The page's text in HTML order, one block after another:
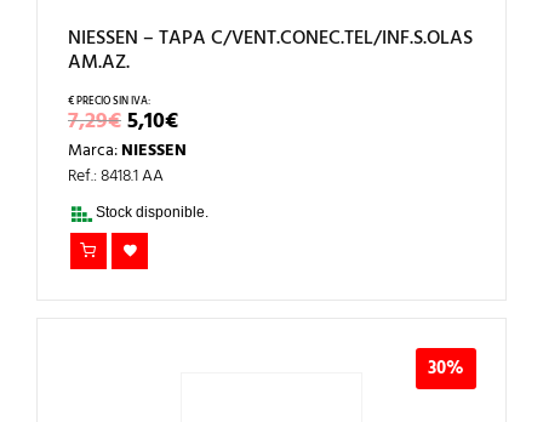
NIESSEN – TAPA C/VENT.CONEC.TEL/INF.S.OLAS
AM.AZ.
7,29€EL
PRECIO
ORIGINAL
ERA:
7,29€.
5,10€EL
PRECIO
ACTUAL
5,10€.
Marca:NIESSEN
Ref.: 8418.1 AA
Stock disponible.
30%